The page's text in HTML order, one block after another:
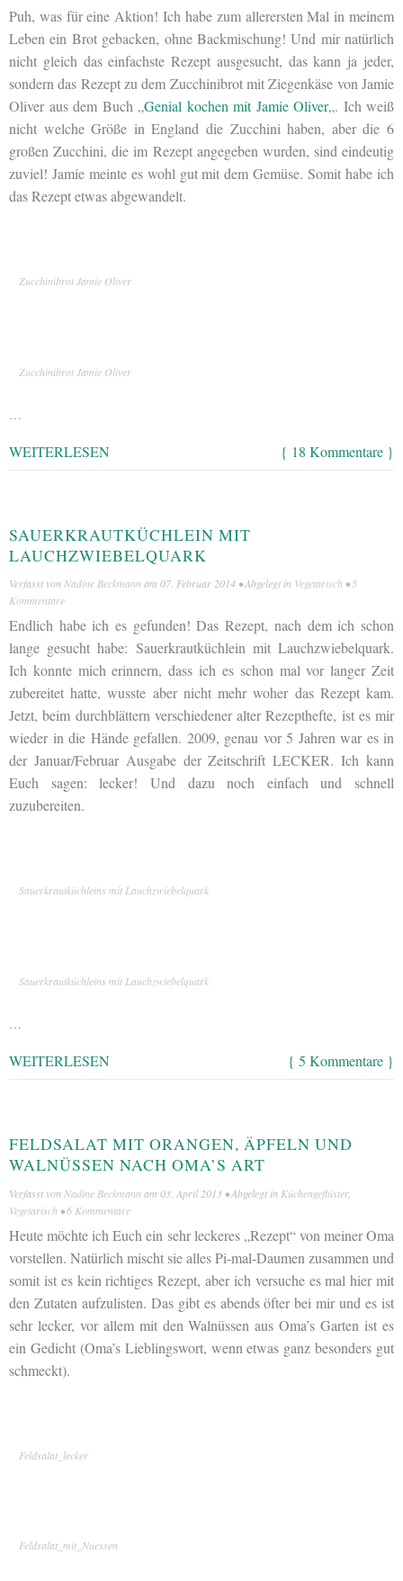
Puh, was für eine Aktion! Ich habe zum allerersten Mal in meinem
Leben ein Brot gebacken, ohne Backmischung! Und mir natürlich
nicht gleich das einfachste Rezept ausgesucht, das kann ja jeder,
sondern das Rezept zu dem Zucchinibrot mit Ziegenkäse von Jamie
Oliver aus dem Buch „Genial kochen mit Jamie Oliver„. Ich weiß
nicht welche Größe in England die Zucchini haben, aber die 6
großen Zucchini, die im Rezept angegeben wurden, sind eindeutig
zuviel! Jamie meinte es wohl gut mit dem Gemüse. Somit habe ich
das Rezept etwas abgewandelt.
Zucchinibrot Jamie Oliver
Zucchinibrot Jamie Oliver
…
WEITERLESEN { 18 Kommentare }
SAUERKRAUTKÜCHLEIN MIT
LAUCHZWIEBELQUARK
Verfasst von Nadine Beckmann am 07. Februar 2014 • Abgelegt in Vegetarisch •5
Kommentare
Endlich habe ich es gefunden! Das Rezept, nach dem ich schon
lange gesucht habe: Sauerkrautküchlein mit Lauchzwiebelquark.
Ich konnte mich erinnern, dass ich es schon mal vor langer Zeit
zubereitet hatte, wusste aber nicht mehr woher das Rezept kam.
Jetzt, beim durchblättern verschiedener alter Rezepthefte, ist es mir
wieder in die Hände gefallen. 2009, genau vor 5 Jahren war es in
der Januar/Februar Ausgabe der Zeitschrift LECKER. Ich kann
Euch sagen: lecker! Und dazu noch einfach und schnell
zuzubereiten.
Sauerkrautküchleins mit Lauchzwiebelquark
Sauerkrautküchleins mit Lauchzwiebelquark
…
WEITERLESEN { 5 Kommentare }
FELDSALAT MIT ORANGEN, ÄPFELN UND
WALNÜSSEN NACH OMA’S ART
Verfasst von Nadine Beckmann am 03. April 2013 • Abgelegt in Küchengeflüster,
Vegetarisch •6 Kommentare
Heute möchte ich Euch ein sehr leckeres „Rezept“ von meiner Oma
vorstellen. Natürlich mischt sie alles Pi-mal-Daumen zusammen und
somit ist es kein richtiges Rezept, aber ich versuche es mal hier mit
den Zutaten aufzulisten. Das gibt es abends öfter bei mir und es ist
sehr lecker, vor allem mit den Walnüssen aus Oma’s Garten ist es
ein Gedicht (Oma’s Lieblingswort, wenn etwas ganz besonders gut
schmeckt).
Feldsalat_lecker
Feldsalat_mit_Nuessen